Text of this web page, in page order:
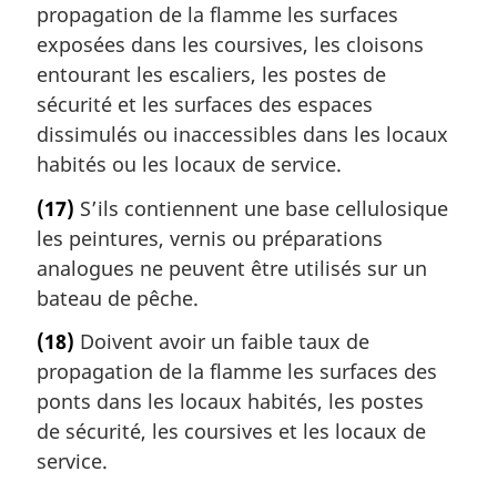
propagation de la flamme les surfaces
exposées dans les coursives, les cloisons
entourant les escaliers, les postes de
sécurité et les surfaces des espaces
dissimulés ou inaccessibles dans les locaux
habités ou les locaux de service.
(17) S’ils contiennent une base cellulosique
les peintures, vernis ou préparations
analogues ne peuvent être utilisés sur un
bateau de pêche.
(18) Doivent avoir un faible taux de
propagation de la flamme les surfaces des
ponts dans les locaux habités, les postes
de sécurité, les coursives et les locaux de
service.